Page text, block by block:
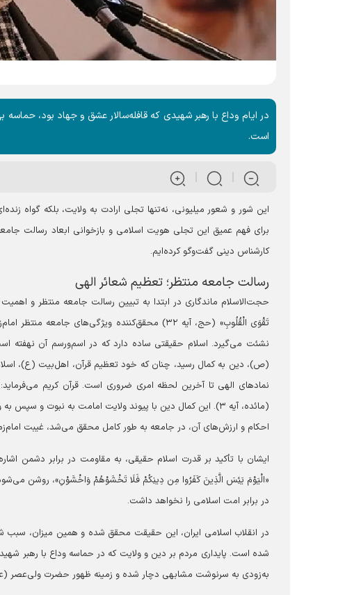
‏در ایام وداع با رهبر شهیدی که قافله‌سالار عشق و جهاد بود،
است.
این شور و شعور میلیونی، نه‌تنها تجلی ارادت به ولایت، بلکه گواه
برای فهم عمیق این تجلی هویت اسلامی و بازخوانی ابعاد رسالت
کارشناس دینی گفت‌و‌گو کرده‌ایم.
‏رسالت جامعه منتظر؛ تعظیم شعائر الهی
حجت‌الاسلام ماندگاری در ابتدا به تبیین رسالت جامعه منتظر و
تَقْوَى الْقُلُوبِ» (حج، آیه ۳۲) محقق‌کننده ویژگی‌های
نشئت می‌گیرد. اسلام حقیقتی ساده دارد که در اسم‌ورسم آن نهفته
(ص)، دین به کمال رسید، چنان که خود تعظیم قرآن، اهل‌بیت (ع)،
نماد‌های الهی تا آخرین لحظه امری ضروری است. قرآن کریم
(مائده، آیه ۳). این کمال دین با پیوند ولایت امامت به نبوت
احکام و ارزش‌های آن، در جامعه به طور کامل محقق می‌شد، غیبت
ایشان با تأکید بر قدرت اسلام حقیقی، به مقاومت در برابر دشمن
«الْیَوْمَ یَئِسَ الَّذِینَ کَفَرُوا مِن دِینِکُمْ فَلَا تَخْشَوْهُمْ وَاخْشَوْنِ»، روشن
در برابر امت اسلامی را نخواهد داشت.
در انقلاب اسلامی ایران، این حقیقت محقق شده و همین میزان،
شده است. پایداری مردم بر دین و ولایت که در حماسه وداع با رهبر
به‌زودی به سرنوشت مشابهی دچار شده و زمینه ظهور حضرت ولی‌عصر